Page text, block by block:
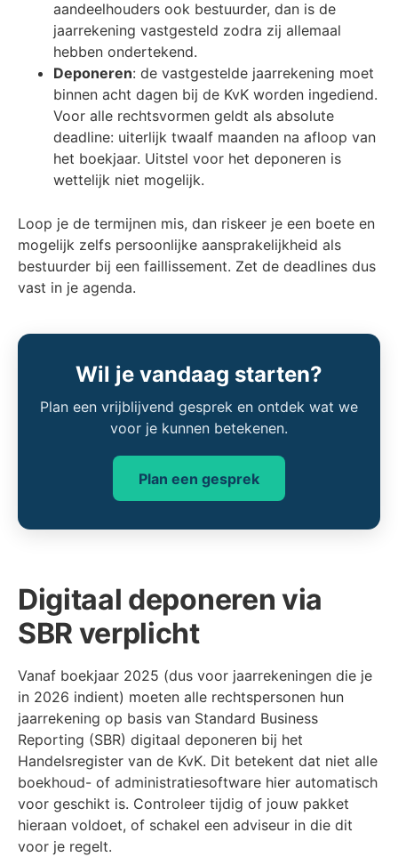
aandeelhouders ook bestuurder, dan is de
jaarrekening vastgesteld zodra zij allemaal
hebben ondertekend.
Deponeren: de vastgestelde jaarrekening moet
binnen acht dagen bij de KvK worden ingediend.
Voor alle rechtsvormen geldt als absolute
deadline: uiterlijk twaalf maanden na afloop van
het boekjaar. Uitstel voor het deponeren is
wettelijk niet mogelijk.
Loop je de termijnen mis, dan riskeer je een boete en
mogelijk zelfs persoonlijke aansprakelijkheid als
bestuurder bij een faillissement. Zet de deadlines dus
vast in je agenda.
Wil je vandaag starten?
Plan een vrijblijvend gesprek en ontdek wat we
voor je kunnen betekenen.
Plan een gesprek
Digitaal deponeren via
SBR verplicht
Vanaf boekjaar 2025 (dus voor jaarrekeningen die je
in 2026 indient) moeten alle rechtspersonen hun
jaarrekening op basis van Standard Business
Reporting (SBR) digitaal deponeren bij het
Handelsregister van de KvK. Dit betekent dat niet alle
boekhoud- of administratiesoftware hier automatisch
voor geschikt is. Controleer tijdig of jouw pakket
hieraan voldoet, of schakel een adviseur in die dit
voor je regelt.